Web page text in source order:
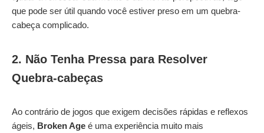
que pode ser útil quando você estiver preso em um quebra-
cabeça complicado.
2. Não Tenha Pressa para Resolver
Quebra-cabeças
Ao contrário de jogos que exigem decisões rápidas e reflexos
ágeis, Broken Age é uma experiência muito mais